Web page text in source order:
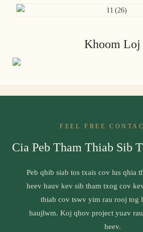
Khoom Loj
FEEL FREE
Cia Peb Tham Thiab Sib
Peb qhib siab tos txais cov lus qhia
heev hauv kev sib tham txog cov
thiab cov tswv yim rau rooj tog
haujlwm. Koj qhov project yuav
heev.